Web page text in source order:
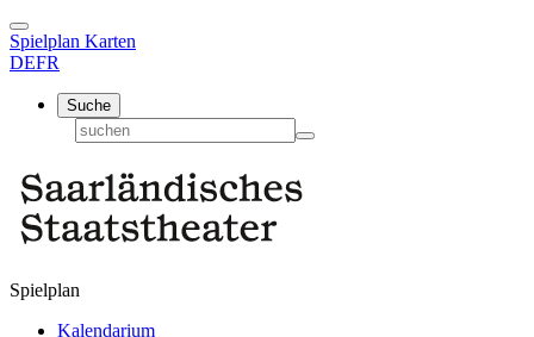
Spielplan Karten
DEFR
Suche
Spielplan
Kalendarium